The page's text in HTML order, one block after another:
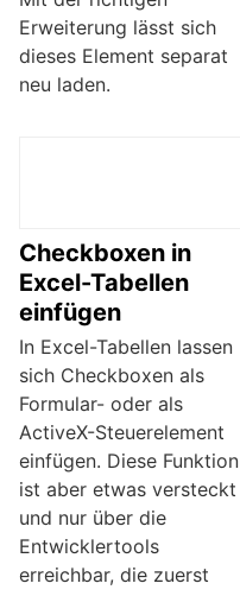
Erweiterung lässt sich
dieses Element separat
neu laden.
Checkboxen in
Excel-Tabellen
einfügen
In Excel-Tabellen lassen
sich Checkboxen als
Formular- oder als
ActiveX-Steuerelement
einfügen. Diese Funktion
ist aber etwas versteckt
und nur über die
Entwicklertools
erreichbar, die zuerst